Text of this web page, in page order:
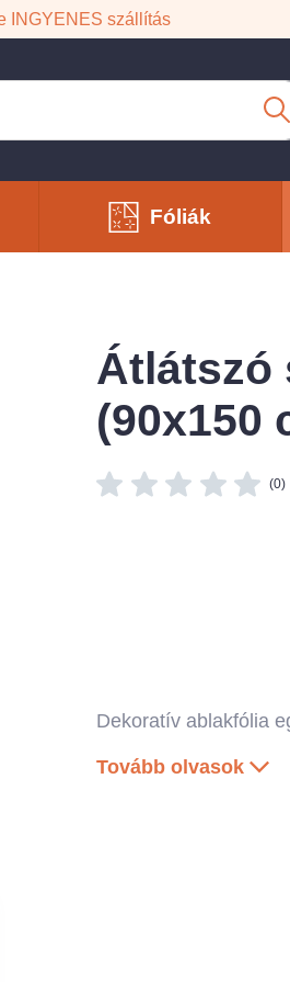
INGYENES szállítás
Fóliák
Átlátszó
(90x150
(0)
Dekoratív ablakfólia
Tovább olvasok